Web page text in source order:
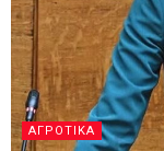
ΑΓΡΟΤΙΚΆ